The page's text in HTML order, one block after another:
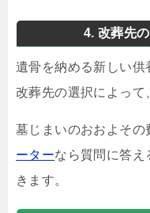
4. 改葬先
遺骨を納める新しい供
改葬先の選択によって
墓じまいのおおよその
ーターなら質問に答え
きます。